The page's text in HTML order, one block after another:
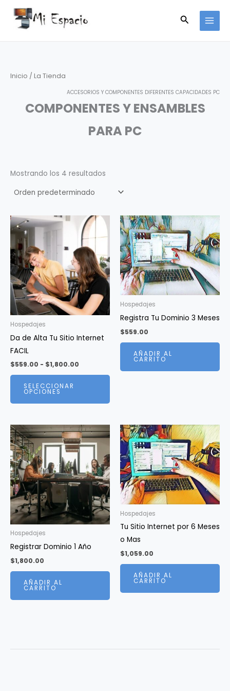
contenido
Buscar
Inicio / La Tienda
ACCESORIOS Y COMPONENTES DIFERENTES CAPACIDADES PC
COMPONENTES Y ENSAMBLES
PARA PC
Mostrando los 4 resultados
Hospedajes
Da de Alta Tu Sitio Internet
FACIL
$559.00 - $1,800.00
hasta
SELECCIONAR
OPCIONES
Este
tiene
variantes.
Las
opciones
se
pueden
elegir
en
la
página
producto
Hospedajes
Registra Tu Dominio 3 Meses
$559.00
AÑADIR AL
CARRITO
Hospedajes
Registrar Dominio 1 Año
$1,800.00
AÑADIR AL
CARRITO
Hospedajes
Tu Sitio Internet por 6 Meses
o Mas
$1,059.00
AÑADIR AL
CARRITO